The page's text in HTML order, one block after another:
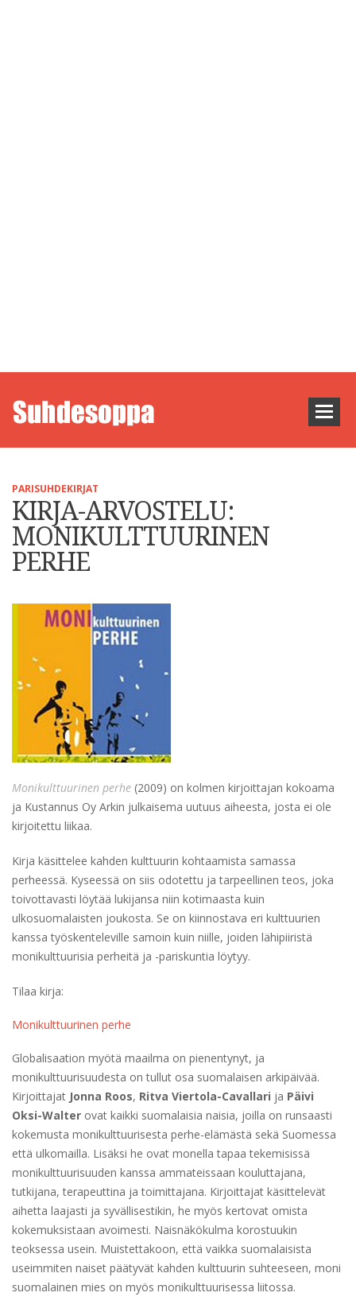
PARISUHDEKIRJAT
KIRJA-ARVOSTELU:
MONIKULTTUURINEN
PERHE
Monikulttuurinen perhe (2009) on kolmen kirjoittajan kokoama
ja Kustannus Oy Arkin julkaisema uutuus aiheesta, josta ei ole
kirjoitettu liikaa.
Kirja käsittelee kahden kulttuurin kohtaamista samassa
perheessä. Kyseessä on siis odotettu ja tarpeellinen teos, joka
toivottavasti löytää lukijansa niin kotimaasta kuin
ulkosuomalaisten joukosta. Se on kiinnostava eri kulttuurien
kanssa työskenteleville samoin kuin niille, joiden lähipiiristä
monikulttuurisia perheitä ja -pariskuntia löytyy.
Tilaa kirja:
Monikulttuurinen perhe
Globalisaation myötä maailma on pienentynyt, ja
monikulttuurisuudesta on tullut osa suomalaisen arkipäivää.
Kirjoittajat Jonna Roos, Ritva Viertola-Cavallari ja Päivi
Oksi-Walter ovat kaikki suomalaisia naisia, joilla on runsaasti
kokemusta monikulttuurisesta perhe-elämästä sekä Suomessa
että ulkomailla. Lisäksi he ovat monella tapaa tekemisissä
monikulttuurisuuden kanssa ammateissaan kouluttajana,
tutkijana, terapeuttina ja toimittajana. Kirjoittajat käsittelevät
aihetta laajasti ja syvällisestikin, he myös kertovat omista
kokemuksistaan avoimesti. Naisnäkökulma korostuukin
teoksessa usein. Muistettakoon, että vaikka suomalaisista
useimmiten naiset päätyvät kahden kulttuurin suhteeseen, moni
suomalainen mies on myös monikulttuurisessa liitossa.